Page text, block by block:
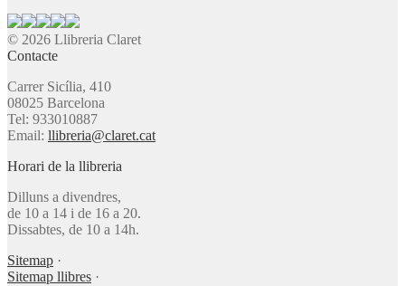
© 2026 Llibreria Claret
Contacte
Carrer Sicília, 410
08025 Barcelona
Tel: 933010887
Email: llibreria@claret.cat
Horari de la llibreria
Dilluns a divendres,
de 10 a 14 i de 16 a 20.
Dissabtes, de 10 a 14h.
Sitemap ·
Sitemap llibres ·